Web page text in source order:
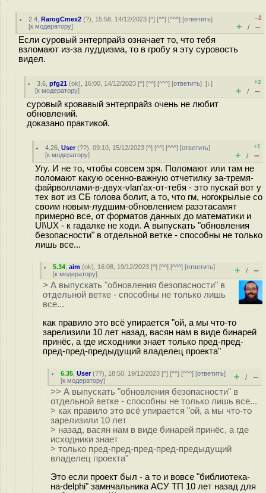
2.4 ,RarogCmex2 (?), 15:58, 14/12/2023 [^] [^^] [^^^] [ответить]
[к модератору]
–2
+ / –
Если суровый энтерпрайз означает то, что тебя
взломают из-за луддизма, то в гробу я эту суровость
видел.
3.6 ,pfg21 (ok), 16:00, 14/12/2023 [^] [^^] [^^^] [ответить][↓]
[к модератору]
+2
+ / –
суровый кровавый энтерпрайз очень не любит
обновлений.
доказано практикой.
4.26 ,User(??), 09:10, 15/12/2023 [^] [^^] [^^^] [ответить]
[к модератору]
+1
+ / –
Угу. И не то, чтобы совсем зря. Поломают или там не
поломают какую осенно-важную отчетилку за-тремя-
файрволлами-в-двух-vlan'ах-от-тебя - это пускай вот у
тех вот из СБ голова болит, а то, что гм, ногокрылые со
своим новым-лудшим-обновлением разэтасамят
примерно все, от форматов данных до математики и
UI\UX - к гадалке не ходи. А выпускать "обновления
безопасности" в отдельной ветке - способны не только
лишь все...
5.34 ,aim (ok), 16:08, 19/12/2023 [^] [^^] [^^^] [ответить]
[к модератору] + / –
> А выпускать "обновления безопасности" в
отдельной ветке - способны не только лишь
все...
как правило это всё упирается "ой, а мы что-то
зарелизили 10 лет назад, васян нам в виде бинарей
принёс, а где исходники знает только пред-пред-
пред-пред-предыдущий владелец проекта"
6.35 ,User(??), 18:50, 19/12/2023 [^] [^^] [^^^] [ответить]
[к модератору] + / –
>> А выпускать "обновления безопасности" в
отдельной ветке - способны не только лишь все...
> как правило это всё упирается "ой, а мы что-то
зарелизили 10 лет
> назад, васян нам в виде бинарей принёс, а где
исходники знает
> только пред-пред-пред-пред-предыдущий
владелец проекта"
Это если проект был - а то и вовсе "библиотека-
на-delphi" замнчальника АСУ ТП 10 лет назад для